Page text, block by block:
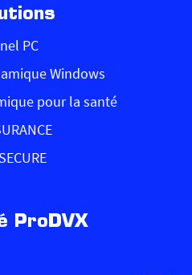
PC
Windows
pour la santé
ProDVX